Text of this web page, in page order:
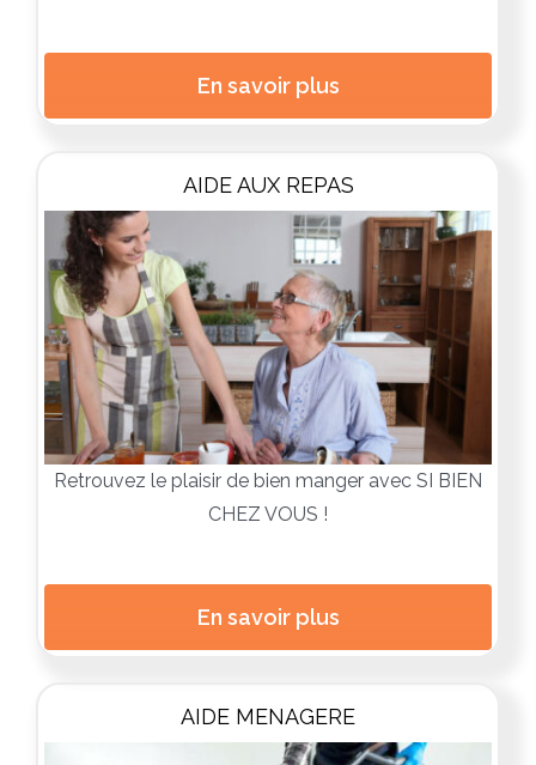
En savoir plus
AIDE AUX REPAS
Retrouvez le plaisir de bien manger avec SI BIEN
CHEZ VOUS !
En savoir plus
AIDE MENAGERE